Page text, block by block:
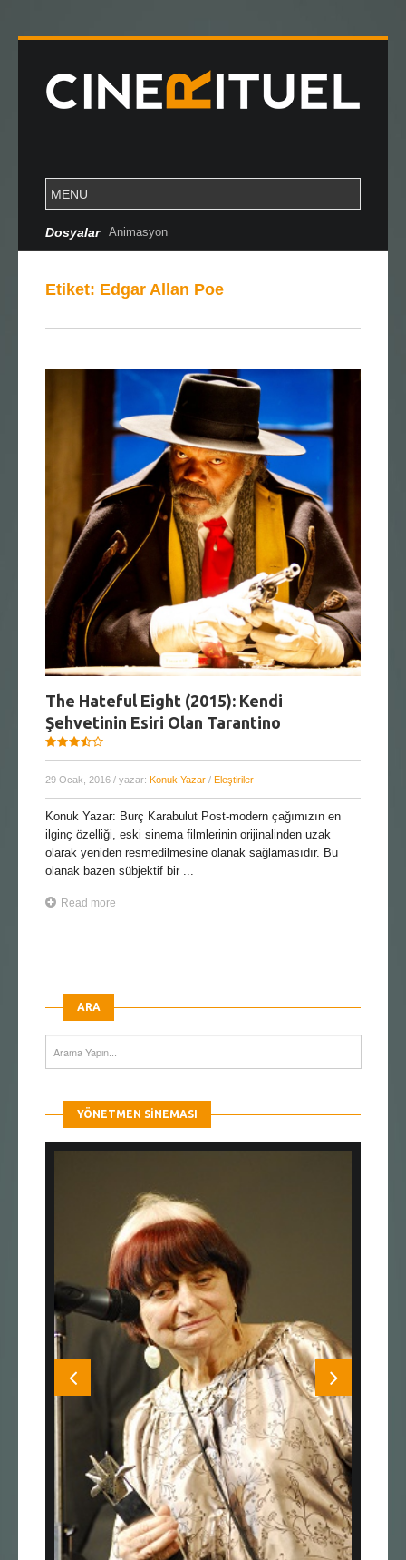
Dosyalar Animasyon
Etiket: Edgar Allan Poe
The Hateful Eight (2015): Kendi
Şehvetinin Esiri Olan Tarantino
29 Ocak, 2016 / yazar: Konuk Yazar / Eleştiriler
Konuk Yazar: Burç Karabulut Post-modern çağımızın en
ilginç özelliği, eski sinema filmlerinin orijinalinden uzak
olarak yeniden resmedilmesine olanak sağlamasıdır. Bu
olanak bazen sübjektif bir ...
Read more
ARA
YÖNETMEN SINEMASI